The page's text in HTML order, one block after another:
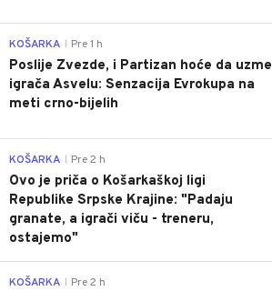
KOŠARKA Pre 1 h
Poslije Zvezde, i Partizan hoće da uzme
igrača Asvelu: Senzacija Evrokupa na
meti crno-bijelih
KOŠARKA Pre 2 h
Ovo je priča o Košarkaškoj ligi
Republike Srpske Krajine: "Padaju
granate, a igrači viču - treneru,
ostajemo"
KOŠARKA Pre 2 h